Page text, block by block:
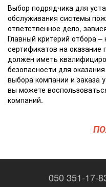
Выбор подрядчика для
обслуживания системы
ответственное дело,
Главный критерий отбора
сертификатов на оказание
должен иметь
безопасности для
выбора компании и заказа
вы можете
компаний.
050 351-17-